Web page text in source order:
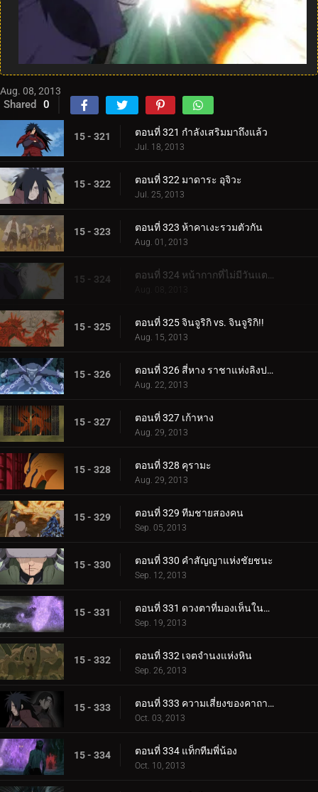
Aug. 08, 2013
Shared 0
15 - 321 ตอนที่ 321 กำลังเสริมมาถึงแล้ว
Jul. 18, 2013
15 - 322 ตอนที่ 322 มาดาระ อุจิวะ
Jul. 25, 2013
15 - 323 ตอนที่ 323 ห้าคาเงะรวมตัวกัน
Aug. 01, 2013
15 - 324
Aug. 08, 2013
15 - 325 ตอนที่ 325 จินจูริกิ vs. จินจูริกิ!!
Aug. 15, 2013
15 - 326 ตอนที่ 326 สี่หาง ราชาแห่งลิงปราชญ์
Aug. 22, 2013
15 - 327 ตอนที่ 327 เก้าหาง
Aug. 29, 2013
15 - 328 ตอนที่ 328 คุรามะ
Aug. 29, 2013
15 - 329 ตอนที่ 329 ทีมชายสองคน
Sep. 05, 2013
15 - 330 ตอนที่ 330 คำสัญญาแห่งชัยชนะ
Sep. 12, 2013
15 - 331 ตอนที่ 331 ดวงตาที่มองเห็นในความมืด
Sep. 19, 2013
15 - 332 ตอนที่ 332 เจตจำนงแห่งหิน
Sep. 26, 2013
15 - 333 ตอนที่ 333 ความเสี่ยงของคาถาฟื้นคืนชีพ
Oct. 03, 2013
15 - 334 ตอนที่ 334 แท็กทีมพี่น้อง
Oct. 10, 2013